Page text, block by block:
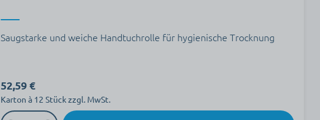
Saugstarke und weiche Handtuchrolle für hygienische Trocknung
52,59 €
Karton à 12 Stück zzgl. MwSt.